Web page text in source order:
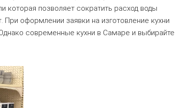
которая позволяет сократить расход воды
При оформлении заявки на изготовление кухни
современные кухни в Самаре и выбирайте